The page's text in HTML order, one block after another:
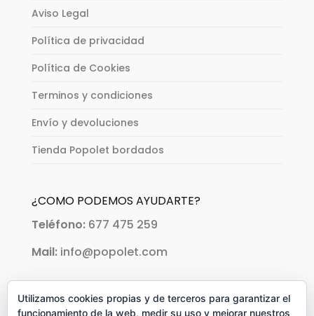
Aviso Legal
Política de privacidad
Política de Cookies
Terminos y condiciones
Envío y devoluciones
Tienda Popolet bordados
¿COMO PODEMOS AYUDARTE?
Teléfono:677 475 259
Mail:info@popolet.com
PAGOS ACEPTADOS:
Utilizamos cookies propias y de terceros para garantizar el
funcionamiento de la web, medir su uso y mejorar nuestros